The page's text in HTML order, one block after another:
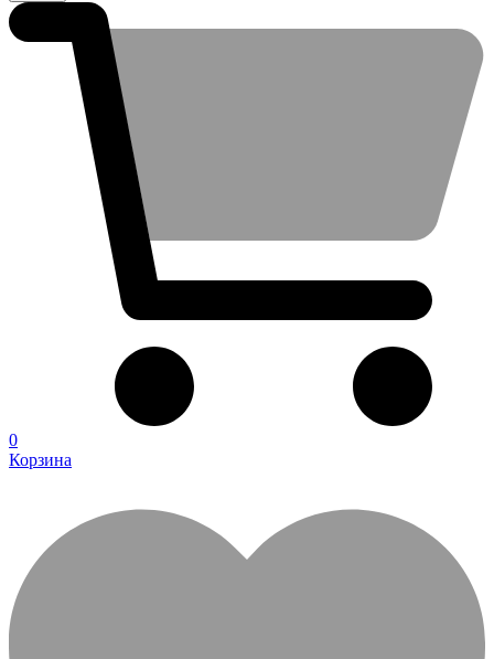
0
Корзина